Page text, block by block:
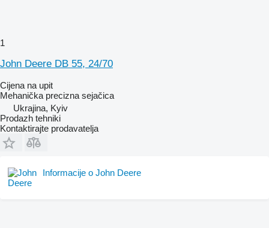
1
John Deere DB 55, 24/70
Cijena na upit
Mehanička precizna sejačica
Ukrajina, Kyiv
Prodazh tehniki
Kontaktirajte prodavatelja
Informacije o John Deere